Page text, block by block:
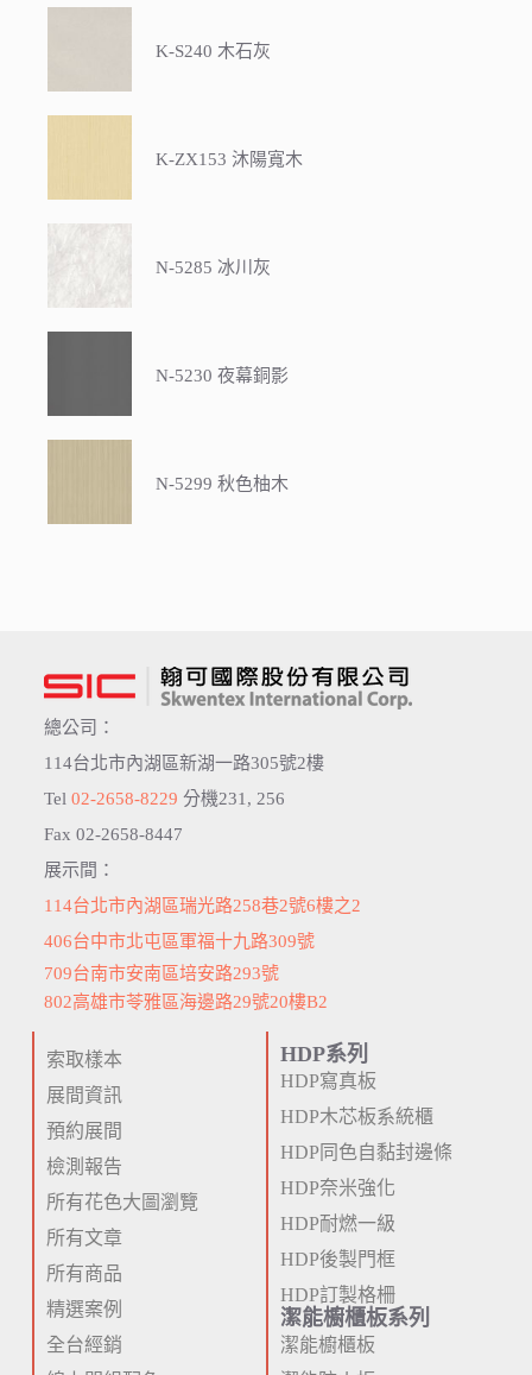
K-S240 木石灰
K-ZX153 沐陽寬木
N-5285 冰川灰
N-5230 夜幕銅影
N-5299 秋色柚木
總公司：
114台北市內湖區新湖一路305號2樓
Tel 02-2658-8229 分機231, 256
Fax 02-2658-8447
展示間：
114台北市內湖區瑞光路258巷2號6樓之2
406台中市北屯區軍福十九路309號
709台南市安南區培安路293號
802高雄市苓雅區海邊路29號20樓B2
索取樣本
展間資訊
預約展間
檢測報告
所有花色大圖瀏覽
所有文章
所有商品
精選案例
全台經銷
HDP系列
HDP寫真板
HDP木芯板系統櫃
HDP同色自黏封邊條
HDP奈米強化
HDP耐燃一級
HDP後製門框
HDP訂製格柵
潔能櫥櫃板系列
潔能櫥櫃板